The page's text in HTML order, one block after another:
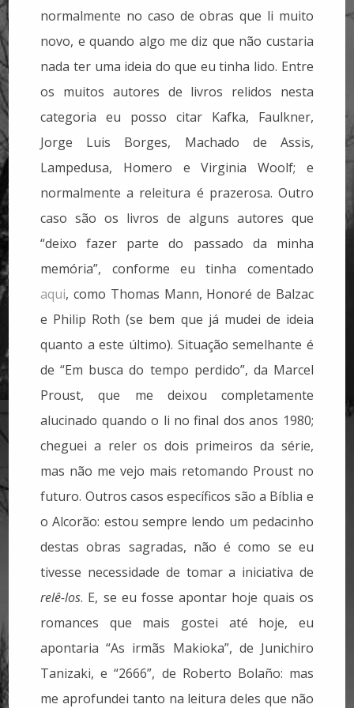
normalmente no caso de obras que li muito
novo, e quando algo me diz que não custaria
nada ter uma ideia do que eu tinha lido. Entre
os muitos autores de livros relidos nesta
categoria eu posso citar Kafka, Faulkner,
Jorge Luis Borges, Machado de Assis,
Lampedusa, Homero e Virginia Woolf; e
normalmente a releitura é prazerosa. Outro
caso são os livros de alguns autores que
“deixo fazer parte do passado da minha
memória”, conforme eu tinha comentado
aqui, como Thomas Mann, Honoré de Balzac
e Philip Roth (se bem que já mudei de ideia
quanto a este último). Situação semelhante é
de “Em busca do tempo perdido”, da Marcel
Proust, que me deixou completamente
alucinado quando o li no final dos anos 1980;
cheguei a reler os dois primeiros da série,
mas não me vejo mais retomando Proust no
futuro. Outros casos específicos são a Bíblia e
o Alcorão: estou sempre lendo um pedacinho
destas obras sagradas, não é como se eu
tivesse necessidade de tomar a iniciativa de
relê-los. E, se eu fosse apontar hoje quais os
romances que mais gostei até hoje, eu
apontaria “As irmãs Makioka”, de Junichiro
Tanizaki, e “2666”, de Roberto Bolaño: mas
me aprofundei tanto na leitura deles que não